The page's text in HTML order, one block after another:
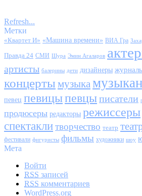
Refresh...
Метки
«Квартет И» «Машина времени» ВИА Гра
Правда 24 СМИ Шура Эмин Агаларов
артисты балерины дети дизайнеры
концерты музыка
певец певицыпевцыписатели
продюсеры редакторы режиссеры
спектаклитворчество театр
фестивали фигуристы фильмы художники шоу
Мета
Войти
RSS записей
RSS комментариев
WordPress.org